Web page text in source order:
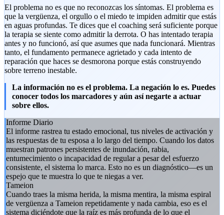
El problema no es que no reconozcas los síntomas. El problema es
que la vergüenza, el orgullo o el miedo te impiden admitir que estás
en aguas profundas. Te dices que el coaching será suficiente porque
la terapia se siente como admitir la derrota. O has intentado terapia
antes y no funcionó, así que asumes que nada funcionará. Mientras
tanto, el fundamento permanece agrietado y cada intento de
reparación que haces se desmorona porque estás construyendo
sobre terreno inestable.
La información no es el problema. La negación lo es. Puedes
conocer todos los marcadores y aún así negarte a actuar
sobre ellos.
Informe Diario
El informe rastrea tu estado emocional, tus niveles de activación y
las respuestas de tu esposa a lo largo del tiempo. Cuando los datos
muestran patrones persistentes de inundación, rabia,
entumecimiento o incapacidad de regular a pesar del esfuerzo
consistente, el sistema lo marca. Esto no es un diagnóstico—es un
espejo que te muestra lo que te niegas a ver.
Tameion
Cuando traes la misma herida, la misma mentira, la misma espiral
de vergüenza a Tameion repetidamente y nada cambia, eso es el
sistema diciéndote que la raíz es más profunda de lo que el